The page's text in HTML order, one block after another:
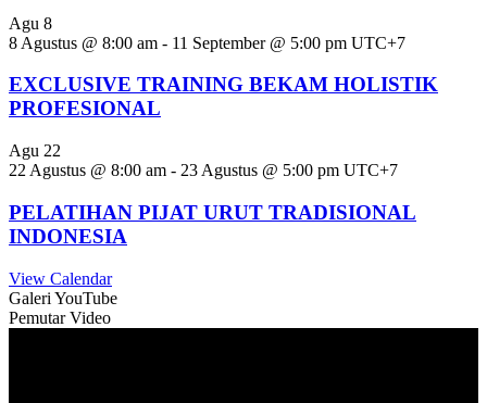
Agu 8
8 Agustus @ 8:00 am - 11 September @ 5:00 pm UTC+7
EXCLUSIVE TRAINING BEKAM HOLISTIK
PROFESIONAL
Agu 22
22 Agustus @ 8:00 am - 23 Agustus @ 5:00 pm UTC+7
PELATIHAN PIJAT URUT TRADISIONAL
INDONESIA
View Calendar
Galeri YouTube
Pemutar Video